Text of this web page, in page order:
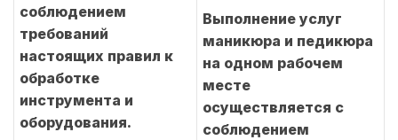
соблюдением
требований
настоящих правил к
обработке
инструмента и
оборудования.
Выполнение услуг
маникюра и педикюра
на одном рабочем
месте
осуществляется с
соблюдением